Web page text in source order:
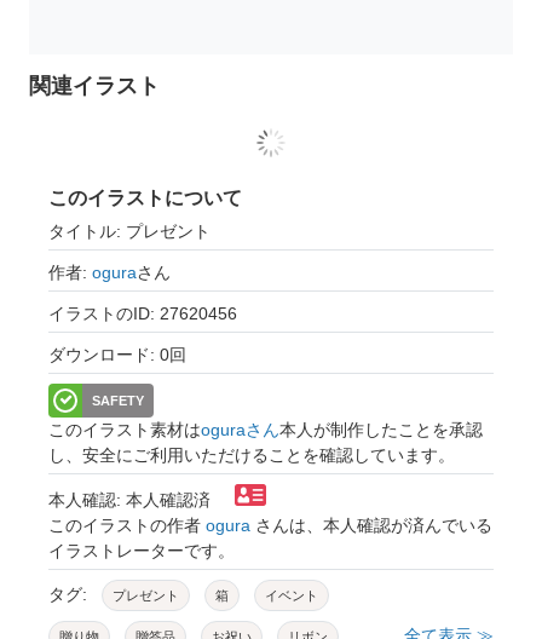
関連イラスト
このイラストについて
タイトル: プレゼント
作者: oguraさん
イラストのID: 27620456
ダウンロード: 0回
SAFETY
このイラスト素材はoguraさん本人が制作したことを承認
し、安全にご利用いただけることを確認しています。
本人確認: 本人確認済
このイラストの作者 ogura さんは、本人確認が済んでいる
イラストレーターです。
タグ: プレゼント 箱 イベント